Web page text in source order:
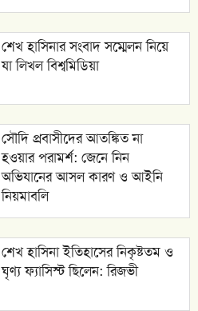
শেখ হাসিনার সংবাদ সম্মেলন নিয়ে
যা লিখল বিশ্বমিডিয়া
সৌদি প্রবাসীদের আতঙ্কিত না
হওয়ার পরামর্শ: জেনে নিন
অভিযানের আসল কারণ ও আইনি
নিয়মাবলি
শেখ হাসিনা ইতিহাসের নিকৃষ্টতম ও
ঘৃণ্য ফ্যাসিস্ট ছিলেন: রিজভী